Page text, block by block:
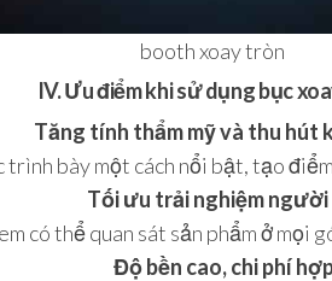
booth xoay tròn
IV. Ưu điểm khi sử dụng bục
Tăng tính thẩm mỹ và thu hút
trình bày một cách nổi bật, tạo
Tối ưu trải nghiệm người
có thể quan sát sản phẩm ở mọi
Độ bền cao, chi phí